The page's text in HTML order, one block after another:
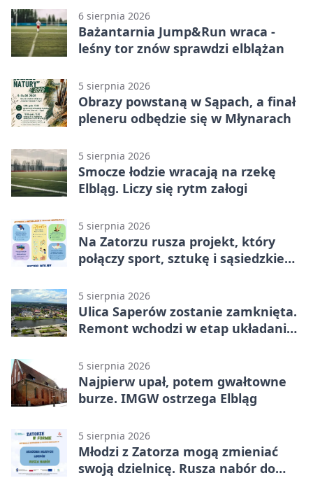
6 sierpnia 2026
Bażantarnia Jump&Run wraca -
leśny tor znów sprawdzi elblążan
5 sierpnia 2026
Obrazy powstaną w Sąpach, a finał
pleneru odbędzie się w Młynarach
5 sierpnia 2026
Smocze łodzie wracają na rzekę
Elbląg. Liczy się rytm załogi
5 sierpnia 2026
Na Zatorzu rusza projekt, który
połączy sport, sztukę i sąsiedzkie
5 sierpnia 2026
Ulica Saperów zostanie zamknięta.
Remont wchodzi w etap układania
5 sierpnia 2026
Najpierw upał, potem gwałtowne
burze. IMGW ostrzega Elbląg
5 sierpnia 2026
Młodzi z Zatorza mogą zmieniać
swoją dzielnicę. Rusza nabór do